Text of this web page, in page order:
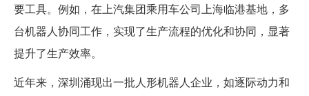
要工具。例如，在上汽集团乘用车公司上海临港基地，多
台机器人协同工作，实现了生产流程的优化和协同，显著
提升了生产效率。
近年来，深圳涌现出一批人形机器人企业，如逐际动力和